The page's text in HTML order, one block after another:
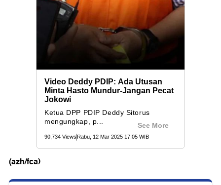
(azh/fca)